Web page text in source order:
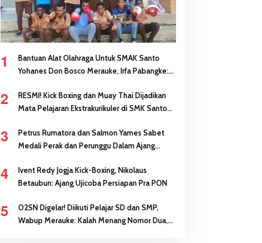
1
Bantuan Alat Olahraga Untuk SMAK Santo
Yohanes Don Bosco Merauke, Irfa Pabangke:
2
RESMI! Kick Boxing dan Muay Thai Dijadikan
Mata Pelajaran Ekstrakurikuler di SMK Santo
3
Petrus Rumatora dan Salmon Yames Sabet
Medali Perak dan Perunggu Dalam Ajang
4
Ivent Redy Jogja Kick-Boxing, Nikolaus
Betaubun: Ajang Ujicoba Persiapan Pra PON
5
O2SN Digelar! Diikuti Pelajar SD dan SMP,
Wabup Merauke: Kalah Menang Nomor Dua,